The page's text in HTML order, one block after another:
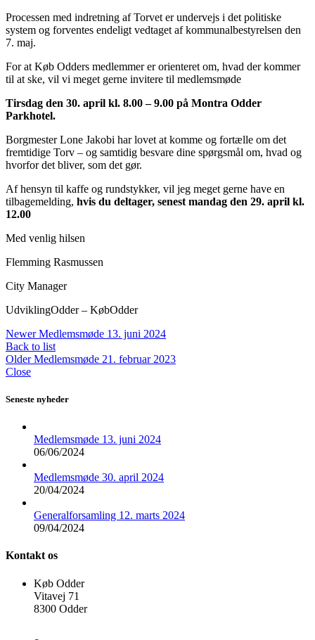
Processen med indretning af Torvet er undervejs i det politiske
system og forventes endeligt vedtaget af kommunalbestyrelsen den
7. maj.
For at Køb Odders medlemmer er orienteret om, hvad der kommer
til at ske, vil vi meget gerne invitere til medlemsmøde
Tirsdag den 30. april kl. 8.00 – 9.00 på Montra Odder
Parkhotel.
Borgmester Lone Jakobi har lovet at komme og fortælle om det
fremtidige Torv – og samtidig besvare dine spørgsmål om, hvad og
hvorfor det bliver, som det gør.
Af hensyn til kaffe og rundstykker, vil jeg meget gerne have en
tilbagemelding, hvis du deltager, senest mandag den 29. april kl.
12.00
Med venlig hilsen
Flemming Rasmussen
City Manager
UdviklingOdder – KøbOdder
Newer Medlemsmøde 13. juni 2024
Back to list
Older Medlemsmøde 21. februar 2023
Close
Seneste nyheder
Medlemsmøde 13. juni 2024
06/06/2024
Medlemsmøde 30. april 2024
20/04/2024
Generalforsamling 12. marts 2024
09/04/2024
Kontakt os
Køb Odder
Vitavej 71
8300 Odder